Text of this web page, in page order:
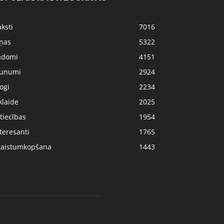
7016
5322
4151
2924
2234
2025
1954
1765
1443